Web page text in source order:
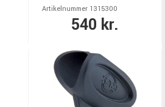
Artikelnummer 1315300
540 kr.